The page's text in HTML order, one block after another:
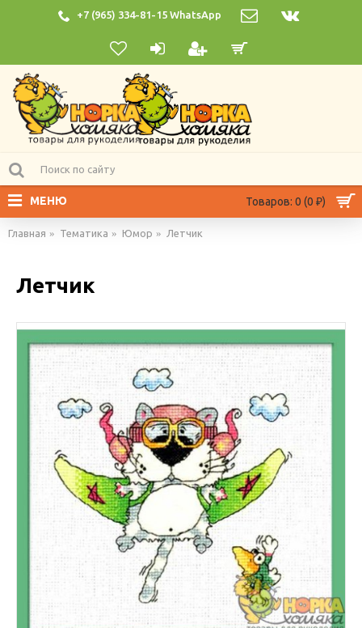
+7 (965) 334-81-15 WhatsApp
Товаров: 0 (0 ₽)
МЕНЮ
Главная Тематика Юмор Летчик
Летчик